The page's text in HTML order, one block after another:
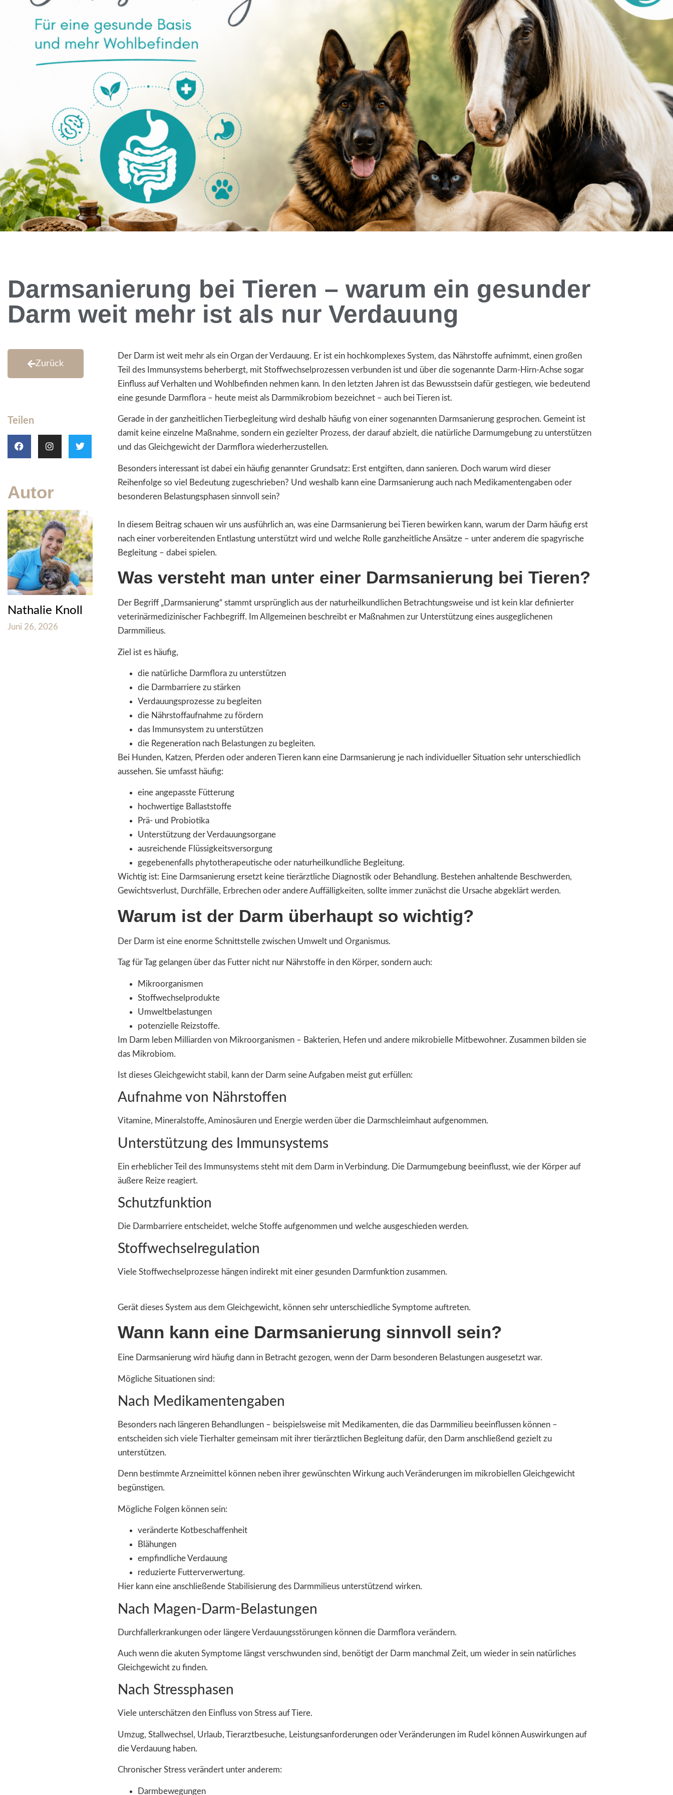
Darmsanierung bei Tieren – warum ein gesunder
Darm weit mehr ist als nur Verdauung
Zurück
Teilen
Autor
Nathalie Knoll
Juni 26, 2026
Der Darm ist weit mehr als ein Organ der Verdauung. Er ist ein hochkomplexes System, das Nährstoffe aufnimmt, einen großen
Teil des Immunsystems beherbergt, mit Stoffwechselprozessen verbunden ist und über die sogenannte Darm-Hirn-Achse sogar
Einfluss auf Verhalten und Wohlbefinden nehmen kann. In den letzten Jahren ist das Bewusstsein dafür gestiegen, wie bedeutend
eine gesunde Darmflora – heute meist als Darmmikrobiom bezeichnet – auch bei Tieren ist.
Gerade in der ganzheitlichen Tierbegleitung wird deshalb häufig von einer sogenannten Darmsanierung gesprochen. Gemeint ist
damit keine einzelne Maßnahme, sondern ein gezielter Prozess, der darauf abzielt, die natürliche Darmumgebung zu unterstützen
und das Gleichgewicht der Darmflora wiederherzustellen.
Besonders interessant ist dabei ein häufig genannter Grundsatz: Erst entgiften, dann sanieren. Doch warum wird dieser
Reihenfolge so viel Bedeutung zugeschrieben? Und weshalb kann eine Darmsanierung auch nach Medikamentengaben oder
besonderen Belastungsphasen sinnvoll sein?
In diesem Beitrag schauen wir uns ausführlich an, was eine Darmsanierung bei Tieren bewirken kann, warum der Darm häufig erst
nach einer vorbereitenden Entlastung unterstützt wird und welche Rolle ganzheitliche Ansätze – unter anderem die spagyrische
Begleitung – dabei spielen.
Was versteht man unter einer Darmsanierung bei Tieren?
Der Begriff „Darmsanierung“ stammt ursprünglich aus der naturheilkundlichen Betrachtungsweise und ist kein klar definierter
veterinärmedizinischer Fachbegriff. Im Allgemeinen beschreibt er Maßnahmen zur Unterstützung eines ausgeglichenen
Darmmilieus.
Ziel ist es häufig,
die natürliche Darmflora zu unterstützen
die Darmbarriere zu stärken
Verdauungsprozesse zu begleiten
die Nährstoffaufnahme zu fördern
das Immunsystem zu unterstützen
die Regeneration nach Belastungen zu begleiten.
Bei Hunden, Katzen, Pferden oder anderen Tieren kann eine Darmsanierung je nach individueller Situation sehr unterschiedlich
aussehen. Sie umfasst häufig:
eine angepasste Fütterung
hochwertige Ballaststoffe
Prä- und Probiotika
Unterstützung der Verdauungsorgane
ausreichende Flüssigkeitsversorgung
gegebenenfalls phytotherapeutische oder naturheilkundliche Begleitung.
Wichtig ist: Eine Darmsanierung ersetzt keine tierärztliche Diagnostik oder Behandlung. Bestehen anhaltende Beschwerden,
Gewichtsverlust, Durchfälle, Erbrechen oder andere Auffälligkeiten, sollte immer zunächst die Ursache abgeklärt werden.
Warum ist der Darm überhaupt so wichtig?
Der Darm ist eine enorme Schnittstelle zwischen Umwelt und Organismus.
Tag für Tag gelangen über das Futter nicht nur Nährstoffe in den Körper, sondern auch:
Mikroorganismen
Stoffwechselprodukte
Umweltbelastungen
potenzielle Reizstoffe.
Im Darm leben Milliarden von Mikroorganismen – Bakterien, Hefen und andere mikrobielle Mitbewohner. Zusammen bilden sie
das Mikrobiom.
Ist dieses Gleichgewicht stabil, kann der Darm seine Aufgaben meist gut erfüllen:
Aufnahme von Nährstoffen
Vitamine, Mineralstoffe, Aminosäuren und Energie werden über die Darmschleimhaut aufgenommen.
Unterstützung des Immunsystems
Ein erheblicher Teil des Immunsystems steht mit dem Darm in Verbindung. Die Darmumgebung beeinflusst, wie der Körper auf
äußere Reize reagiert.
Schutzfunktion
Die Darmbarriere entscheidet, welche Stoffe aufgenommen und welche ausgeschieden werden.
Stoffwechselregulation
Viele Stoffwechselprozesse hängen indirekt mit einer gesunden Darmfunktion zusammen.
Gerät dieses System aus dem Gleichgewicht, können sehr unterschiedliche Symptome auftreten.
Wann kann eine Darmsanierung sinnvoll sein?
Eine Darmsanierung wird häufig dann in Betracht gezogen, wenn der Darm besonderen Belastungen ausgesetzt war.
Mögliche Situationen sind:
Nach Medikamentengaben
Besonders nach längeren Behandlungen – beispielsweise mit Medikamenten, die das Darmmilieu beeinflussen können –
entscheiden sich viele Tierhalter gemeinsam mit ihrer tierärztlichen Begleitung dafür, den Darm anschließend gezielt zu
unterstützen.
Denn bestimmte Arzneimittel können neben ihrer gewünschten Wirkung auch Veränderungen im mikrobiellen Gleichgewicht
begünstigen.
Mögliche Folgen können sein:
veränderte Kotbeschaffenheit
Blähungen
empfindliche Verdauung
reduzierte Futterverwertung.
Hier kann eine anschließende Stabilisierung des Darmmilieus unterstützend wirken.
Nach Magen-Darm-Belastungen
Durchfallerkrankungen oder längere Verdauungsstörungen können die Darmflora verändern.
Auch wenn die akuten Symptome längst verschwunden sind, benötigt der Darm manchmal Zeit, um wieder in sein natürliches
Gleichgewicht zu finden.
Nach Stressphasen
Viele unterschätzen den Einfluss von Stress auf Tiere.
Umzug, Stallwechsel, Urlaub, Tierarztbesuche, Leistungsanforderungen oder Veränderungen im Rudel können Auswirkungen auf
die Verdauung haben.
Chronischer Stress verändert unter anderem:
Darmbewegungen